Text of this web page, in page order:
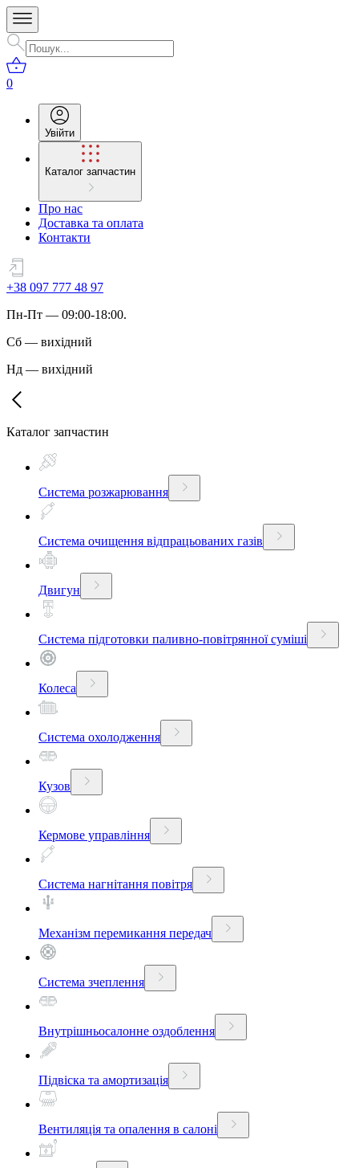
0
Увійти
Каталог запчастин
Про нас
Доставка та оплата
Контакти
+38 097 777 48 97
Пн-Пт — 09:00-18:00.
Сб — вихідний
Нд — вихідний
Каталог запчастин
Система розжарювання
Система очищення відпрацьованих газів
Двигун
Система підготовки паливно-повітрянної суміші
Колеса
Система охолодження
Кузов
Кермове управління
Система нагнітання повітря
Механізм перемикання передач
Система зчеплення
Внутрішньосалонне оздоблення
Підвіска та амортизація
Вентиляція та опалення в салоні